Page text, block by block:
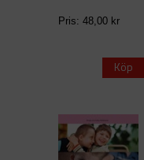
Pris: 48,00 kr
Köp